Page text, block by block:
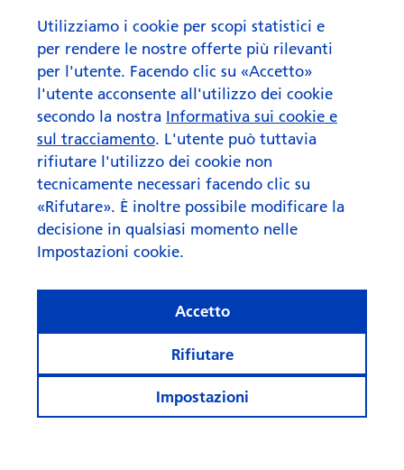
Utilizziamo i cookie per scopi statistici e
per rendere le nostre offerte più rilevanti
per l'utente. Facendo clic su «Accetto»
l'utente acconsente all'utilizzo dei cookie
secondo la nostra Informativa sui cookie e
sul tracciamento. L'utente può tuttavia
rifiutare l'utilizzo dei cookie non
tecnicamente necessari facendo clic su
«Rifutare». È inoltre possibile modificare la
decisione in qualsiasi momento nelle
Impostazioni cookie.
Impostazioni
Rifiutare
Accetto